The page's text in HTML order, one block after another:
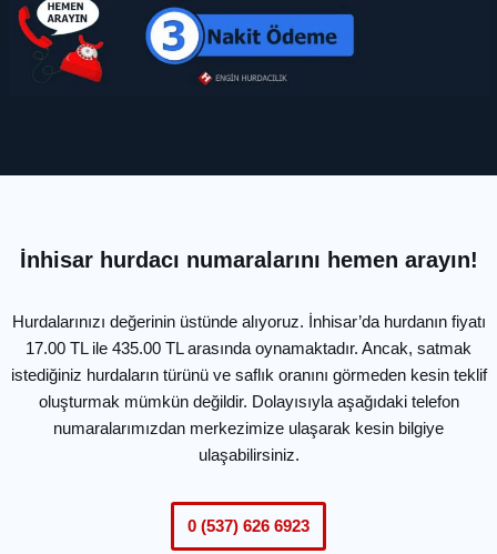
İnhisar hurdacı numaralarını hemen arayın!
Hurdalarınızı değerinin üstünde alıyoruz. İnhisar’da hurdanın fiyatı
17.00 TL ile 435.00 TL arasında oynamaktadır. Ancak, satmak
istediğiniz hurdaların türünü ve saflık oranını görmeden kesin teklif
oluşturmak mümkün değildir. Dolayısıyla aşağıdaki telefon
numaralarımızdan merkezimize ulaşarak kesin bilgiye
ulaşabilirsiniz.
0 (537) 626 6923